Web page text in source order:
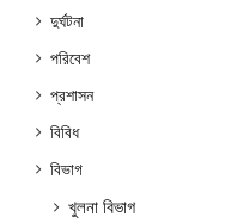
দুর্ঘটনা
পরিবেশ
প্রশাসন
বিবিধ
বিভাগ
খুলনা বিভাগ